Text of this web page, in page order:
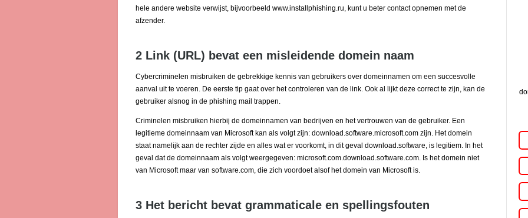
hele andere website verwijst, bijvoorbeeld www.installphishing.ru, kunt u beter contact opnemen met de
afzender.
2 Link (URL) bevat een misleidende domein naam
Cybercriminelen misbruiken de gebrekkige kennis van gebruikers over domeinnamen om een succesvolle
aanval uit te voeren. De eerste tip gaat over het controleren van de link. Ook al lijkt deze correct te zijn, kan de
gebruiker alsnog in de phishing mail trappen.
Criminelen misbruiken hierbij de domeinnamen van bedrijven en het vertrouwen van de gebruiker. Een
legitieme domeinnaam van Microsoft kan als volgt zijn: download.software.microsoft.com zijn. Het domein
staat namelijk aan de rechter zijde en alles wat er voorkomt, in dit geval download.software, is legitiem. In het
geval dat de domeinnaam als volgt weergegeven: microsoft.com.download.software.com. Is het domein niet
van Microsoft maar van software.com, die zich voordoet alsof het domein van Microsoft is.
3 Het bericht bevat grammaticale en spellingsfouten